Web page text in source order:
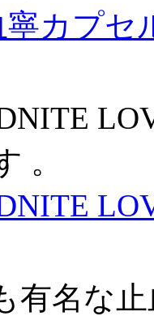
寧カプセ
。
有名な